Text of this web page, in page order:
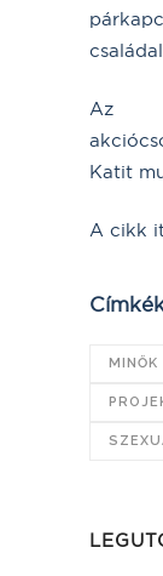
Az
Katit
A cikk
MINŐK